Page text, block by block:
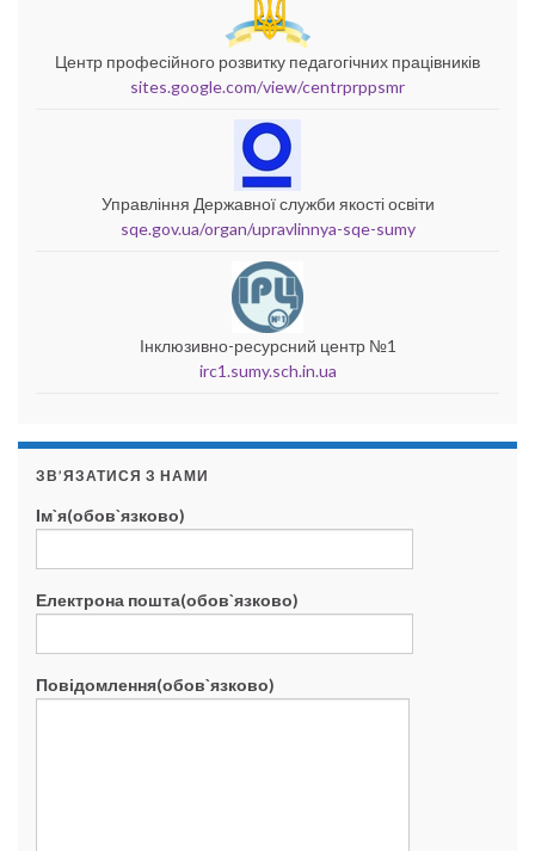
Центр професійного розвитку педагогічних працівників
sites.google.com/view/centrprppsmr
Управління Державної служби якості освіти
sqe.gov.ua/organ/upravlinnya-sqe-sumy
Інклюзивно-ресурсний центр №1
irc1.sumy.sch.in.ua
ЗВ’ЯЗАТИСЯ З НАМИ
Ім`я(обов`язково)
Електрона пошта(обов`язково)
Повідомлення(обов`язково)